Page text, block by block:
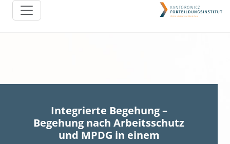
Integrierte Begehung –
Begehung nach Arbeitsschutz
und MPDG in einem